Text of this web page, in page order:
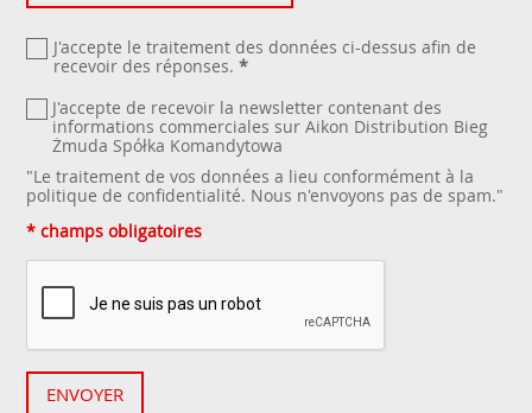
J'accepte le traitement des données ci-dessus afin de
recevoir des réponses. *
J'accepte de recevoir la newsletter contenant des
informations commerciales sur Aikon Distribution Bieg
Żmuda Spółka Komandytowa
"Le traitement de vos données a lieu conformément à la
politique de confidentialité. Nous n'envoyons pas de spam."
* champs obligatoires
ENVOYER